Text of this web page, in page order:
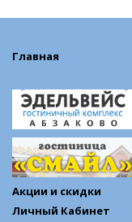
Главная
Акции и скидки
Личный Кабинет